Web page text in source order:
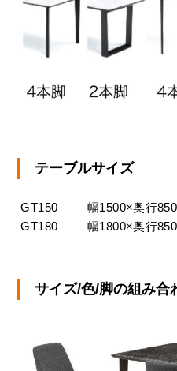
テーブルサイズ
GT150
幅1500×奥行
GT180
幅1800×奥行
サイズ/色/脚の組み合